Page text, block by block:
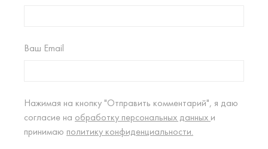
Ваш Email
Нажимая на кнопку "Отправить комментарий", я даю
согласие на обработку персональных данных и
принимаю политику конфиденциальности.